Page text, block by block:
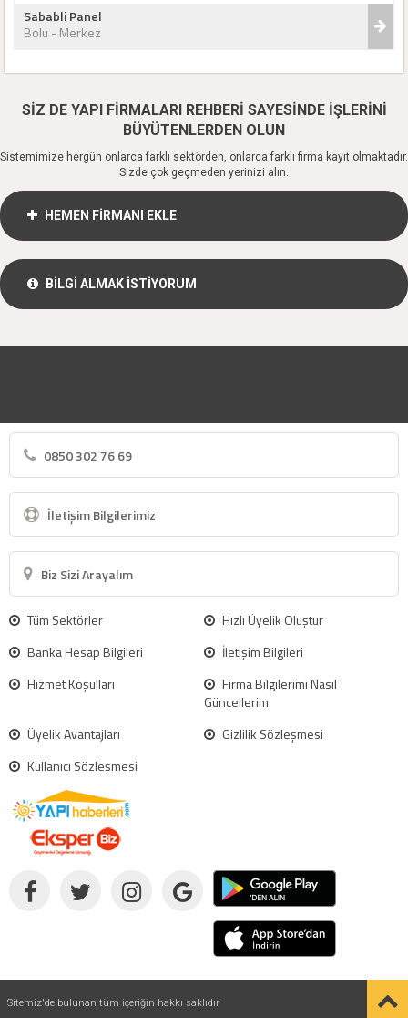
Sababli Panel
Bolu - Merkez
SİZ DE YAPI FİRMALARI REHBERİ SAYESİNDE İŞLERİNİ
BÜYÜTENLERDEN OLUN
Sistemimize hergün onlarca farklı sektörden, onlarca farklı firma kayıt olmaktadır.
Sizde çok geçmeden yerinizi alın.
HEMEN FİRMANI EKLE
BİLGİ ALMAK İSTİYORUM
0850 302 76 69
İletişim Bilgilerimiz
Biz Sizi Arayalım
Tüm Sektörler
Hızlı Üyelik Oluştur
Banka Hesap Bilgileri
İletişim Bilgileri
Hizmet Koşulları
Firma Bilgilerimi Nasıl
Güncellerim
Üyelik Avantajları
Gizlilik Sözleşmesi
Kullanıcı Sözleşmesi
Sitemiz'de bulunan tüm içeriğin hakkı saklıdır